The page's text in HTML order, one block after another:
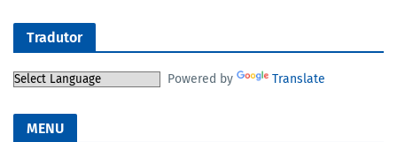
Tradutor
Powered by Translate
MENU